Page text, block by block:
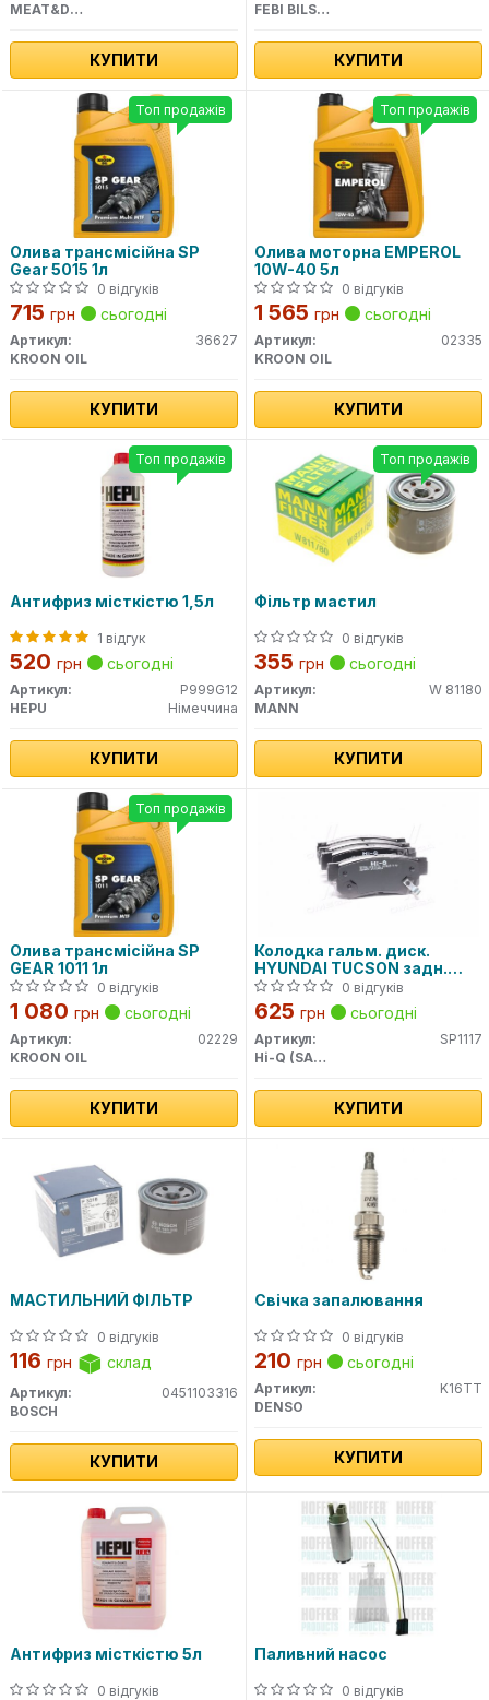
MEAT&DORIA
КУПИТИ
FEBI BILSTEIN
КУПИТИ
Олива трансмісійна SP
Gear 5015 1л
0 відгуків
715 грн сьогодні
Артикул:
36627
KROON OIL
КУПИТИ
Топ продажів
Олива моторна EMPEROL
10W-40 5л
0 відгуків
1 565 грн сьогодні
Артикул:
02335
KROON OIL
КУПИТИ
Топ продажів
Антифриз місткістю 1,5л
1 відгук
520 грн сьогодні
Артикул:
P999G12
HEPU
Німеччина
КУПИТИ
Топ продажів
Фільтр мастил
0 відгуків
355 грн сьогодні
Артикул:
W 81180
MANN
КУПИТИ
Топ продажів
Олива трансмісійна SP
GEAR 1011 1л
0 відгуків
1 080 грн сьогодні
Артикул:
02229
KROON OIL
КУПИТИ
Топ продажів
Колодка гальм. диск.
HYUNDAI TUCSON задн.
(вир-во SANGSIN)
0 відгуків
625 грн сьогодні
Артикул:
SP1117
Hi-Q (SANGSIN)
КУПИТИ
МАСТИЛЬНИЙ ФІЛЬТР
0 відгуків
116 грн склад
Артикул:
0451103316
BOSCH
КУПИТИ
Свічка запалювання
0 відгуків
210 грн сьогодні
Артикул:
K16TT
DENSO
КУПИТИ
Антифриз місткістю 5л
0 відгуків
Паливний насос
0 відгуків